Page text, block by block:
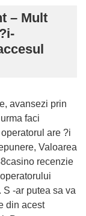
– Mult
avansezi prin
faci
are ?i
Valoarea
recenzie
-ar putea sa va
din acest